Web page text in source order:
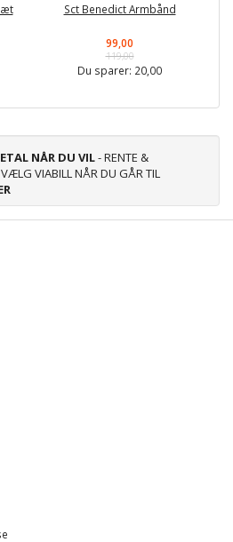
Sct Benedict Armbånd
99,00
119,00
Du sparer: 20,00
NÅR DU VIL- RENTE &
VIABILL NÅR DU GÅR TIL